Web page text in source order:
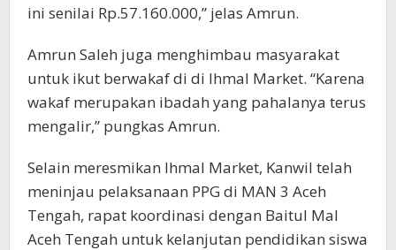
ini senilai Rp.57.160.000,” jelas Amrun.
Amrun Saleh juga menghimbau masyarakat
untuk ikut berwakaf di di Ihmal Market. “Karena
wakaf merupakan ibadah yang pahalanya terus
mengalir,” pungkas Amrun.
Selain meresmikan Ihmal Market, Kanwil telah
meninjau pelaksanaan PPG di MAN 3 Aceh
Tengah, rapat koordinasi dengan Baitul Mal
Aceh Tengah untuk kelanjutan pendidikan siswa